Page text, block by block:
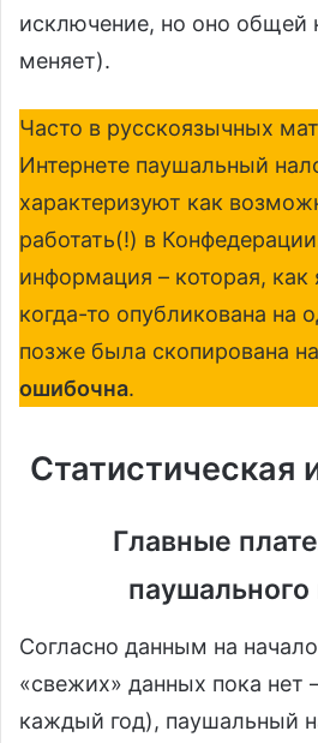
исключение, но оно общей
меняет).
Часто в русскоязычных
Интернете паушальный
характеризуют как
работать(!) в
информация – которая,
когда-то опубликована на
позже была скопирована
ошибочна.
Статистическая
Главные
паушального
Согласно данным на
«свежих» данных пока
каждый год), паушальный